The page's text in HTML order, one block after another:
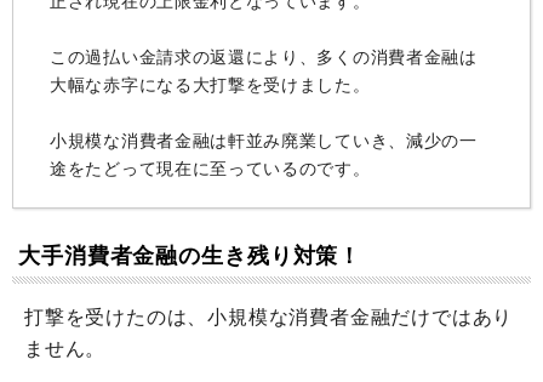
この過払い金請求の返還により、多くの消費者金融は
大幅な赤字になる大打撃を受けました。
小規模な消費者金融は軒並み廃業していき、減少の一
途をたどって現在に至っているのです。
大手消費者金融の生き残り対策！
打撃を受けたのは、小規模な消費者金融だけではあり
ません。